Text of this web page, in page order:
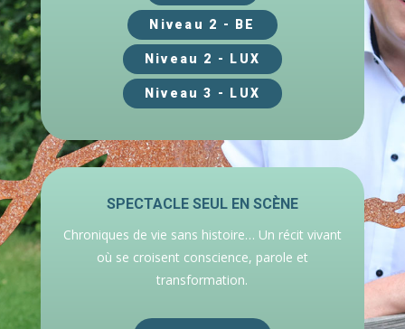
Niveau 2 - BE
Niveau 2 - LUX
Niveau 3 - LUX
SPECTACLE SEUL EN SCÈNE
Chroniques de vie sans histoire… Un récit vivant
où se croisent conscience, parole et
transformation.